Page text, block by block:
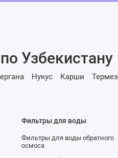
Узбекистану
Нукус Карши Термез
Фильтры для воды
Фильтры для воды обратного
осмоса